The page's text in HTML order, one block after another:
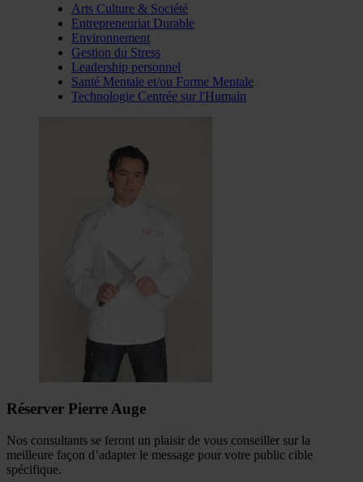
Arts Culture & Société
Entrepreneuriat Durable
Environnement
Gestion du Stress
Leadership personnel
Santé Mentale et/ou Forme Mentale
Technologie Centrée sur l'Humain
Réserver Pierre Auge
Nos consultants se feront un plaisir de vous conseiller sur la
meilleure façon d’adapter le message pour votre public cible
spécifique.